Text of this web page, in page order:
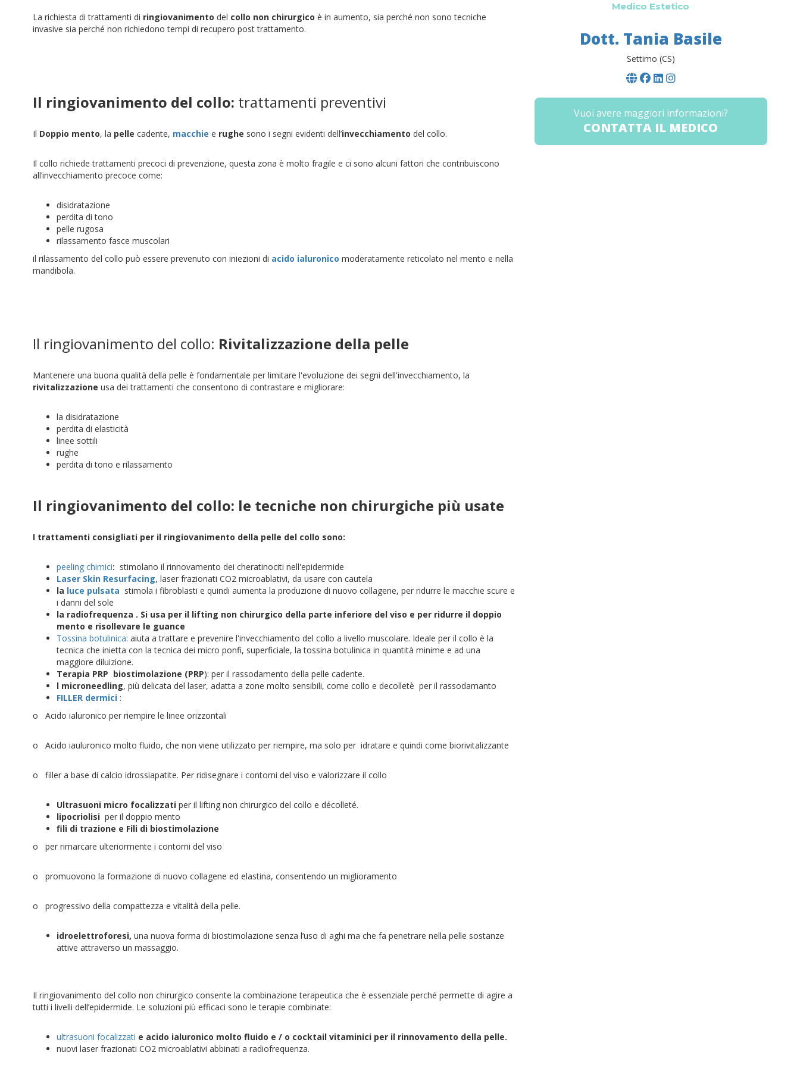
La richiesta di trattamenti di ringiovanimento del collo non chirurgico è in aumento, sia perché non sono tecniche
invasive sia perché non richiedono tempi di recupero post trattamento.
Il ringiovanimento del collo: trattamenti preventivi
Il Doppio mento, la pelle cadente, macchie e rughe sono i segni evidenti dell’invecchiamento del collo.
Il collo richiede trattamenti precoci di prevenzione, questa zona è molto fragile e ci sono alcuni fattori che contribuiscono
all’invecchiamento precoce come:
disidratazione
perdita di tono
pelle rugosa
rilassamento fasce muscolari
il rilassamento del collo può essere prevenuto con iniezioni di acido ialuronico moderatamente reticolato nel mento e nella
mandibola.
Il ringiovanimento del collo: Rivitalizzazione della pelle
Mantenere una buona qualità della pelle è fondamentale per limitare l'evoluzione dei segni dell'invecchiamento, la
rivitalizzazione usa dei trattamenti che consentono di contrastare e migliorare:
la disidratazione
perdita di elasticità
linee sottili
rughe
perdita di tono e rilassamento
Il ringiovanimento del collo: le tecniche non chirurgiche più usate
I trattamenti consigliati per il ringiovanimento della pelle del collo sono:
peeling chimici: stimolano il rinnovamento dei cheratinociti nell'epidermide
Laser Skin Resurfacing, laser frazionati CO2 microablativi, da usare con cautela
la luce pulsata stimola i fibroblasti e quindi aumenta la produzione di nuovo collagene, per ridurre le macchie scure e
i danni del sole
la radiofrequenza . Si usa per il lifting non chirurgico della parte inferiore del viso e per ridurre il doppio
mento e risollevare le guance
Tossina botulinica: aiuta a trattare e prevenire l'invecchiamento del collo a livello muscolare. Ideale per il collo è la
tecnica che inietta con la tecnica dei micro ponfi, superficiale, la tossina botulinica in quantità minime e ad una
maggiore diluizione.
Terapia PRP biostimolazione (PRP): per il rassodamento della pelle cadente.
l microneedling, più delicata del laser, adatta a zone molto sensibili, come collo e decolletè per il rassodamanto
FILLER dermici :
o Acido ialuronico per riempire le linee orizzontali
o Acido iauluronico molto fluido, che non viene utilizzato per riempire, ma solo per idratare e quindi come biorivitalizzante
o filler a base di calcio idrossiapatite. Per ridisegnare i contorni del viso e valorizzare il collo
Ultrasuoni micro focalizzati per il lifting non chirurgico del collo e décolleté.
lipocriolisi per il doppio mento
fili di trazione e Fili di biostimolazione
o per rimarcare ulteriormente i contorni del viso
o promuovono la formazione di nuovo collagene ed elastina, consentendo un miglioramento
o progressivo della compattezza e vitalità della pelle.
idroelettroforesi, una nuova forma di biostimolazione senza l’uso di aghi ma che fa penetrare nella pelle sostanze
attive attraverso un massaggio.
Il ringiovanimento del collo non chirurgico consente la combinazione terapeutica che è essenziale perché permette di agire a
tutti i livelli dell’epidermide. Le soluzioni più efficaci sono le terapie combinate:
ultrasuoni focalizzati e acido ialuronico molto fluido e / o cocktail vitaminici per il rinnovamento della pelle.
nuovi laser frazionati CO2 microablativi abbinati a radiofrequenza.
Medico Estetico
Dott. Tania Basile
Settimo (CS)
Vuoi avere maggiori informazioni?
CONTATTA IL MEDICO